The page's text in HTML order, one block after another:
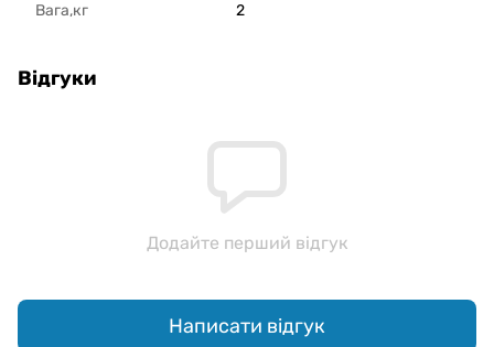
Вага,кг 2
Відгуки
Додайте перший відгук
Написати відгук